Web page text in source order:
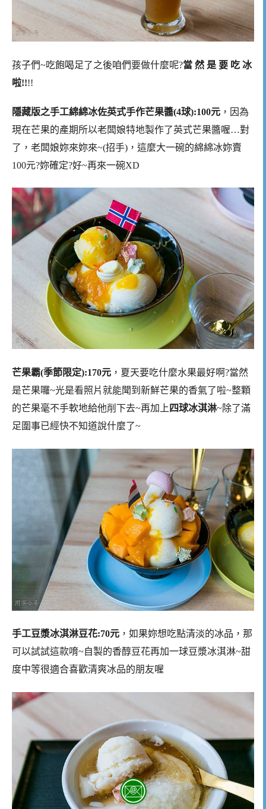
孩子們~吃飽喝足了之後咱們要做什麼呢?當 然 是 要 吃 冰
啦!!!!
隱藏版之手工綿綿冰佐英式手作芒果醬(4球):100元 ，因為
現在芒果的產期所以老闆娘特地製作了英式芒果醬喔…對
了，老闆娘妳來妳來~(招手)，這麼大一碗的綿綿冰妳賣
100元?妳確定?好~再來一碗XD
芒果霸(季節限定):170元 ，夏天要吃什麼水果最好啊?當然
是芒果囉~光是看照片就能聞到新鮮芒果的香氣了啦~整顆
的芒果毫不手軟地給他削下去~再加上 四球冰淇淋~除了滿
足圍事已經快不知道說什麼了~
手工豆漿冰淇淋豆花:70元 ，如果妳想吃點清淡的冰品，那
可以試試這款唷~自製的香醇豆花再加一球豆漿冰淇淋~甜
度中等很適合喜歡清爽冰品的朋友喔